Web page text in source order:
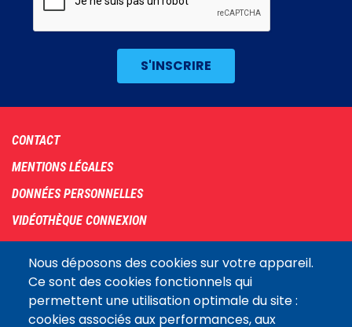
Nous déposons des cookies sur votre appareil.
Ce sont des cookies fonctionnels qui
permettent une utilisation optimale du site :
cookies associés aux performances, aux
Footer
menu
CONTACT
MENTIONS LÉGALES
DONNÉES PERSONNELLES
VIDÉOTHÈQUE CONNEXION
COOKIES